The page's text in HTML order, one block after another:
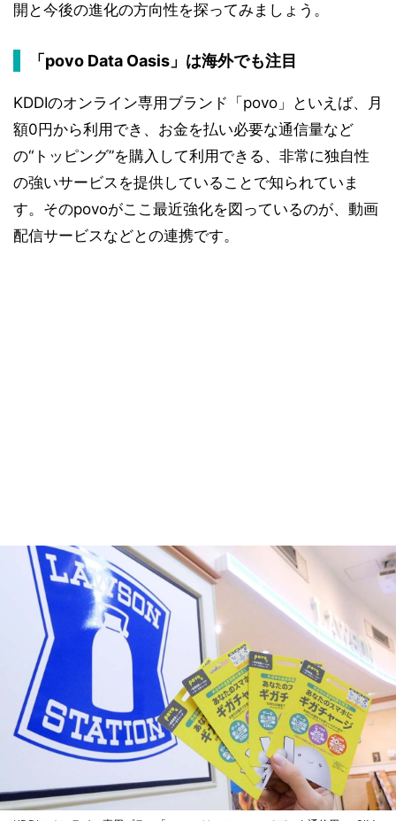
開と今後の進化の方向性を探ってみましょう。
「povo Data Oasis」は海外でも注目
KDDIのオンライン専用ブランド「povo」といえば、月
額0円から利用でき、お金を払い必要な通信量など
の“トッピング”を購入して利用できる、非常に独自性
の強いサービスを提供していることで知られていま
す。そのpovoがここ最近強化を図っているのが、動画
配信サービスなどとの連携です。